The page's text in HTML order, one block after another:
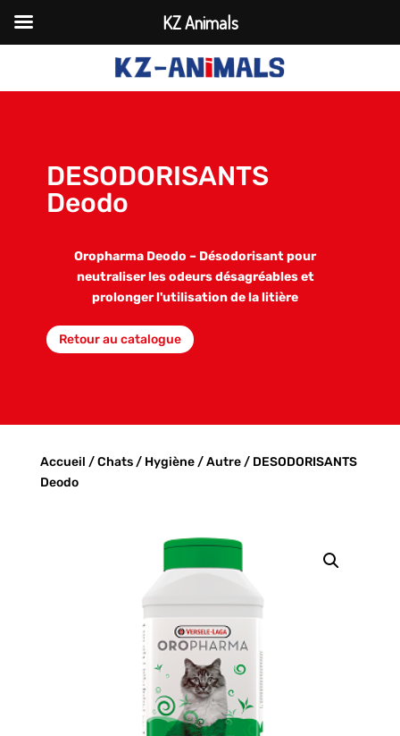
DESODORISANTS
Deodo
Oropharma Deodo – Désodorisant pour
neutraliser les odeurs désagréables et
prolonger l'utilisation de la litière
Retour au catalogue
Accueil /Chats/ Hygiène/Autre/ DESODORISANTS
Deodo
KZ Animals